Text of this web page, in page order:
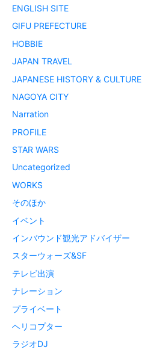
ENGLISH SITE
GIFU PREFECTURE
HOBBIE
JAPAN TRAVEL
JAPANESE HISTORY & CULTURE
NAGOYA CITY
Narration
PROFILE
STAR WARS
Uncategorized
WORKS
そのほか
イベント
インバウンド観光アドバイザー
スターウォーズ&SF
テレビ出演
ナレーション
プライベート
ヘリコプター
ラジオDJ